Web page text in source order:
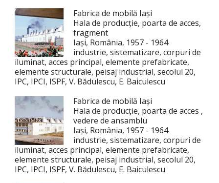
Fabrica de mobilă Iași
Hala de producție, poarta de acces,
fragment
Iași, România, 1957 - 1964
industrie, sistematizare, corpuri de
iluminat, acces principal, elemente prefabricate,
elemente structurale, peisaj industrial, secolul 20,
IPC, IPCI, ISPF, V. Bădulescu, E. Baiculescu
Fabrica de mobilă Iași
Hala de producție, poarta de acces ,
vedere de ansamblu
Iași, România, 1957 - 1964
industrie, sistematizare, corpuri de
iluminat, acces principal, elemente prefabricate,
elemente structurale, peisaj industrial, secolul 20,
IPC, IPCI, ISPF, V. Bădulescu, E. Baiculescu